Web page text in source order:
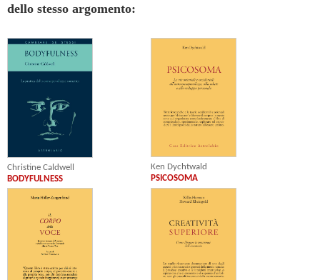
dello stesso argomento:
Christine Caldwell
BODYFULNESS
Ken Dychtwald
PSICOSOMA